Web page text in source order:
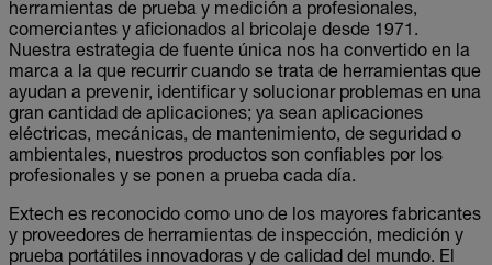
herramientas de prueba y medición a profesionales,
comerciantes y aficionados al bricolaje desde 1971.
Nuestra estrategia de fuente única nos ha convertido en la
marca a la que recurrir cuando se trata de herramientas que
ayudan a prevenir, identificar y solucionar problemas en una
gran cantidad de aplicaciones; ya sean aplicaciones
eléctricas, mecánicas, de mantenimiento, de seguridad o
ambientales, nuestros productos son confiables por los
profesionales y se ponen a prueba cada día.
Extech es reconocido como uno de los mayores fabricantes
y proveedores de herramientas de inspección, medición y
prueba portátiles innovadoras y de calidad del mundo. El